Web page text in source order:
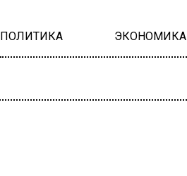
ПОЛИТИКА ЭКОНОМИКА